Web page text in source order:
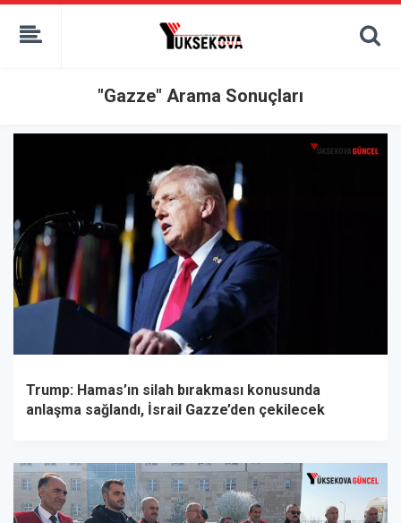
kaçak bahis
deneme bonusu
bahis siteleri
"Gazze" Arama Sonuçları
Trump: Hamas’ın silah bırakması konusunda
anlaşma sağlandı, İsrail Gazze’den çekilecek